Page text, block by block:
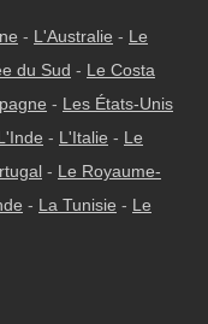
- L'Australie - Le
du Sud - Le Costa
- Les États-Unis
- L'Italie - Le
- Le Royaume-
- La Tunisie - Le